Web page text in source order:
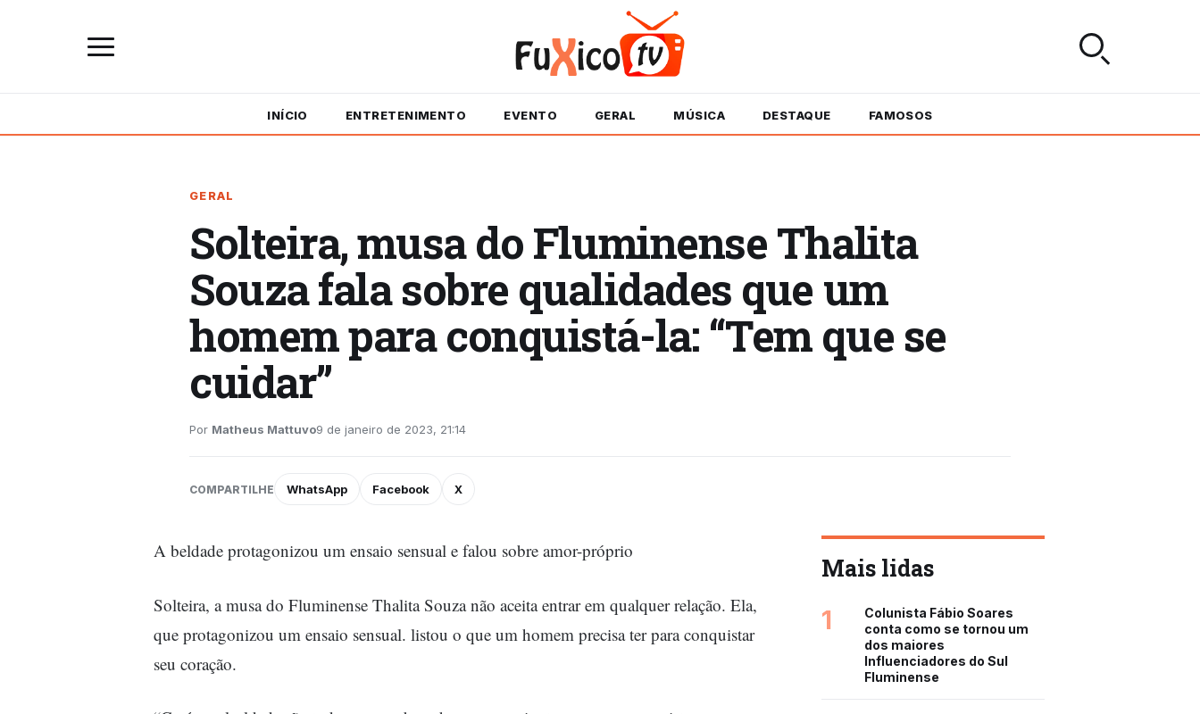
INÍCIO ENTRETENIMENTO EVENTO GERAL MÚSICA DESTAQUE FAMOSOS
GERAL
Solteira, musa do Fluminense Thalita
Souza fala sobre qualidades que um
homem para conquistá-la: “Tem que se
cuidar”
Por Matheus Mattuvo9 de janeiro de 2023, 21:14
COMPARTILHE WhatsApp Facebook X
A beldade protagonizou um ensaio sensual e falou sobre amor-próprio
Solteira, a musa do Fluminense Thalita Souza não aceita entrar em qualquer relação. Ela,
que protagonizou um ensaio sensual. listou o que um homem precisa ter para conquistar
seu coração.
Mais lidas
1
Colunista Fábio Soares
conta como se tornou um
dos maiores
Influenciadores do Sul
Fluminense